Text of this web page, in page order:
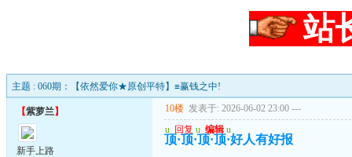
站
主题 : 060期：【依然爱你★原创平特】≡赢钱之中!
【紫萝兰】
新手上路
10楼 发表于: 2026-06-02 23:00 ---
u 回复 u 编辑 u
顶·顶·顶·顶·好人有好报